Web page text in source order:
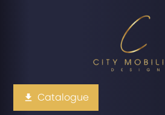
file_download Catalogue